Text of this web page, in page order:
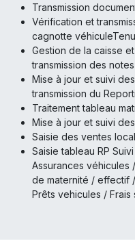
Transmission
Vérification et
cagnotte
Gestion de la caisse
transmission des
Mise à jour et suivi
transmission du
Traitement tableau
Mise à jour et suivi
Saisie des ventes
Saisie tableau RP
Assurances véhicules
de maternité / effectif
Prêts vehicules / Frais